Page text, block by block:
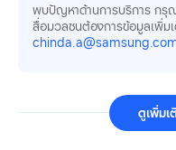
พบปัญหาด้านการบริการ ก
สื่อมวลชนต้องการข้อมูลเพิ่
ดูเพิ่มเ